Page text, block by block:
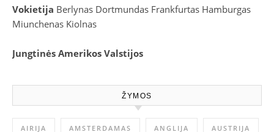
Vokietija Berlynas Dortmundas Frankfurtas Hamburgas
Miunchenas Kiolnas
Jungtinės Amerikos Valstijos
ŽYMOS
AIRIJA AMSTERDAMAS ANGLIJA AUSTRIJA